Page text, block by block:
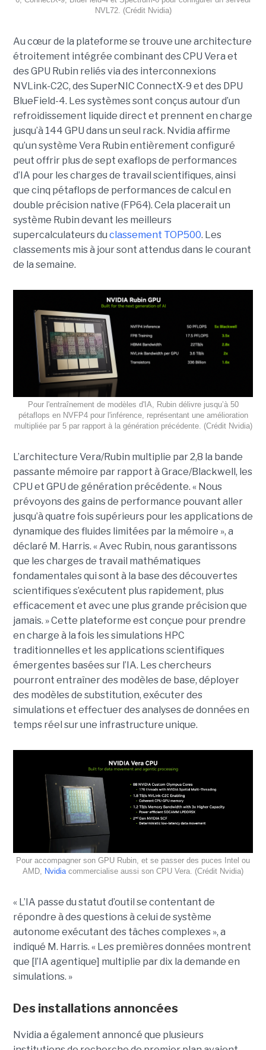
NVL72. (Crédit Nvidia)
Au cœur de la plateforme se trouve une architecture
étroitement intégrée combinant des CPU Vera et
des GPU Rubin reliés via des interconnexions
NVLink-C2C, des SuperNIC ConnectX-9 et des DPU
BlueField-4. Les systèmes sont conçus autour d’un
refroidissement liquide direct et prennent en charge
jusqu’à 144 GPU dans un seul rack. Nvidia affirme
qu’un système Vera Rubin entièrement configuré
peut offrir plus de sept exaflops de performances
d’IA pour les charges de travail scientifiques, ainsi
que cinq pétaflops de performances de calcul en
double précision native (FP64). Cela placerait un
système Rubin devant les meilleurs
supercalculateurs du classement TOP500. Les
classements mis à jour sont attendus dans le courant
de la semaine.
Pour l'entraînement de modèles d'IA, Rubin délivre jusqu’à 50
pétaflops en NVFP4 pour l'inférence, représentant une amélioration
multipliée par 5 par rapport à la génération précédente. (Crédit Nvidia)
L’architecture Vera/Rubin multiplie par 2,8 la bande
passante mémoire par rapport à Grace/Blackwell, les
CPU et GPU de génération précédente. « Nous
prévoyons des gains de performance pouvant aller
jusqu’à quatre fois supérieurs pour les applications de
dynamique des fluides limitées par la mémoire », a
déclaré M. Harris. « Avec Rubin, nous garantissons
que les charges de travail mathématiques
fondamentales qui sont à la base des découvertes
scientifiques s’exécutent plus rapidement, plus
efficacement et avec une plus grande précision que
jamais. »Cette plateforme est conçue pour prendre
en charge à la fois les simulations HPC
traditionnelles et les applications scientifiques
émergentes basées sur l’IA. Les chercheurs
pourront entraîner des modèles de base, déployer
des modèles de substitution, exécuter des
simulations et effectuer des analyses de données en
temps réel sur une infrastructure unique.
Pour accompagner son GPU Rubin, et se passer des puces Intel ou
AMD, Nvidiacommercialise aussi son CPU Vera. (Crédit Nvidia)
« L’IA passe du statut d’outil se contentant de
répondre à des questions à celui de système
autonome exécutant des tâches complexes », a
indiqué M. Harris. « Les premières données montrent
que [l’IA agentique] multiplie par dix la demande en
simulations. »
Des installations annoncées
Nvidia a également annoncé que plusieurs